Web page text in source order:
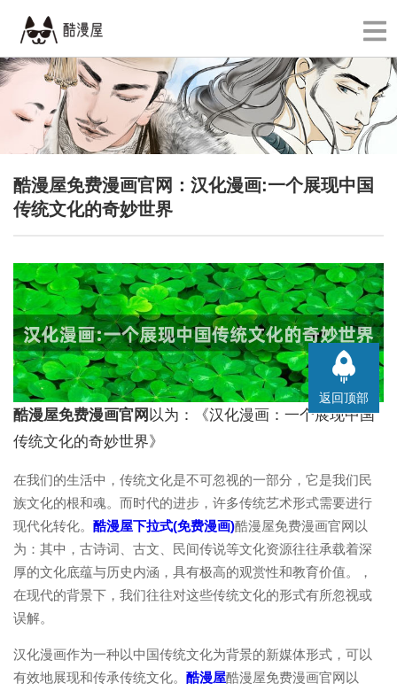
酷漫屋免费漫画官网：汉化漫画:一个展现中国
传统文化的奇妙世界
酷漫屋免费漫画官网 以为：《汉化漫画：一个展现中国
传统文化的奇妙世界》
在我们的生活中，传统文化是不可忽视的一部分，它是我们民
族文化的根和魂。而时代的进步，许多传统艺术形式需要进行
现代化转化。 酷漫屋下拉式(免费漫画)酷漫屋免费漫画官网以
为：其中，古诗词、古文、民间传说等文化资源往往承载着深
厚的文化底蕴与历史内涵，具有极高的观赏性和教育价值。，
在现代的背景下，我们往往对这些传统文化的形式有所忽视或
误解。
汉化漫画作为一种以中国传统文化为背景的新媒体形式，可以
有效地展现和传承传统文化。 酷漫屋酷漫屋免费漫画官网以
返回顶部